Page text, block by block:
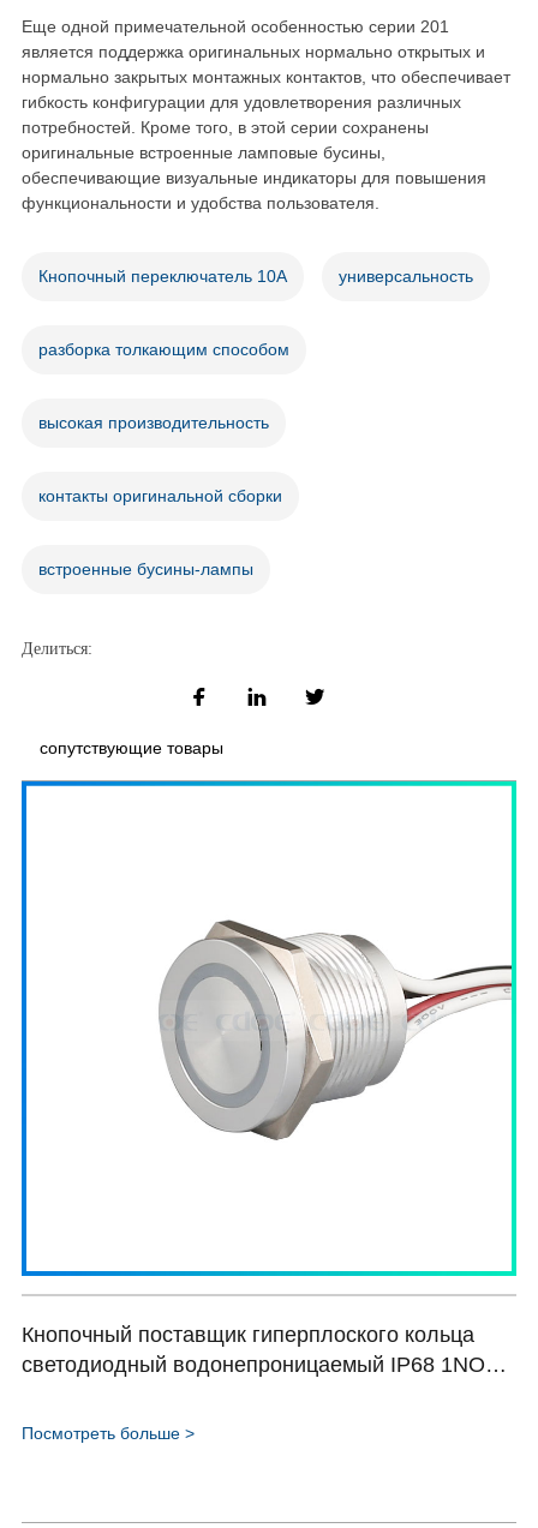
Еще одной примечательной особенностью серии 201
является поддержка оригинальных нормально открытых и
нормально закрытых монтажных контактов, что обеспечивает
гибкость конфигурации для удовлетворения различных
потребностей. Кроме того, в этой серии сохранены
оригинальные встроенные ламповые бусины,
обеспечивающие визуальные индикаторы для повышения
функциональности и удобства пользователя.
Кнопочный переключатель 10А универсальность
разборка толкающим способом
высокая производительность
контакты оригинальной сборки
встроенные бусины-лампы
Делиться:
сопутствующие товары
Кнопочный поставщик гиперплоского кольца
светодиодный водонепроницаемый IP68 1NO
переключатель 19мм HBDPS19F-10E/Y/S
Посмотреть больше >